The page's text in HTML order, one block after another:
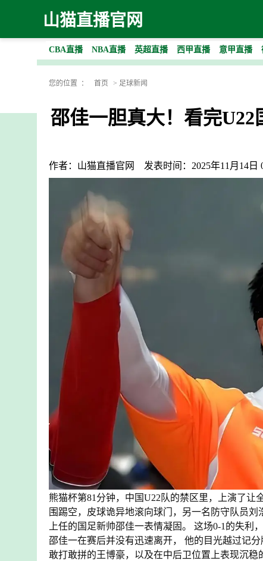
山猫直播官网
CBA直播 NBA直播 英超直播 西甲直播 意甲直播
您的位置 ： 首页 > 足球新闻
邵佳一胆真大！看完
作者：山猫直播官网 发表时间：2025年11月14日
熊猫杯第81分钟，中国U22队的禁区里，上演了
围踢空，皮球诡异地滚向球门，另一名防守队员
上任的国足新帅邵佳一表情凝固。 这场0-1的失利
邵佳一在赛后并没有迅速离开， 他的目光越过记
敢打敢拼的王博豪，以及在中后卫位置上表现沉